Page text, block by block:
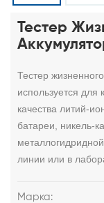
Тестер
Тестер
используется для
качества литий-
батареи, никель-
линии или в
Марка: